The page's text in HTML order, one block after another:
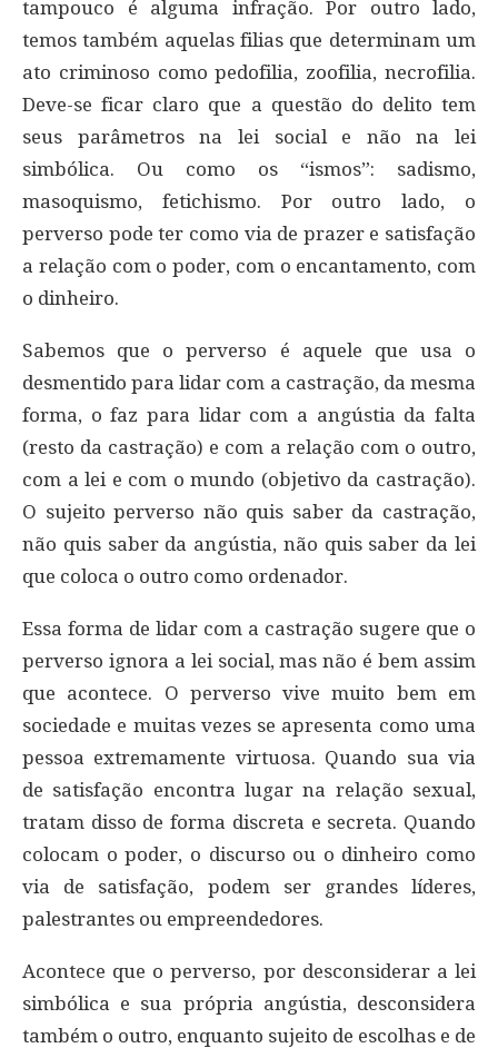
tampouco é alguma infração. Por outro lado,
temos também aquelas filias que determinam um
ato criminoso como pedofilia, zoofilia, necrofilia.
Deve-se ficar claro que a questão do delito tem
seus parâmetros na lei social e não na lei
simbólica. Ou como os “ismos”: sadismo,
masoquismo, fetichismo. Por outro lado, o
perverso pode ter como via de prazer e satisfação
a relação com o poder, com o encantamento, com
o dinheiro.
Sabemos que o perverso é aquele que usa o
desmentido para lidar com a castração, da mesma
forma, o faz para lidar com a angústia da falta
(resto da castração) e com a relação com o outro,
com a lei e com o mundo (objetivo da castração).
O sujeito perverso não quis saber da castração,
não quis saber da angústia, não quis saber da lei
que coloca o outro como ordenador.
Essa forma de lidar com a castração sugere que o
perverso ignora a lei social, mas não é bem assim
que acontece. O perverso vive muito bem em
sociedade e muitas vezes se apresenta como uma
pessoa extremamente virtuosa. Quando sua via
de satisfação encontra lugar na relação sexual,
tratam disso de forma discreta e secreta. Quando
colocam o poder, o discurso ou o dinheiro como
via de satisfação, podem ser grandes líderes,
palestrantes ou empreendedores.
Acontece que o perverso, por desconsiderar a lei
simbólica e sua própria angústia, desconsidera
também o outro, enquanto sujeito de escolhas e de